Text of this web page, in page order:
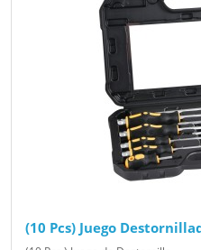
(10 Pcs) Juego